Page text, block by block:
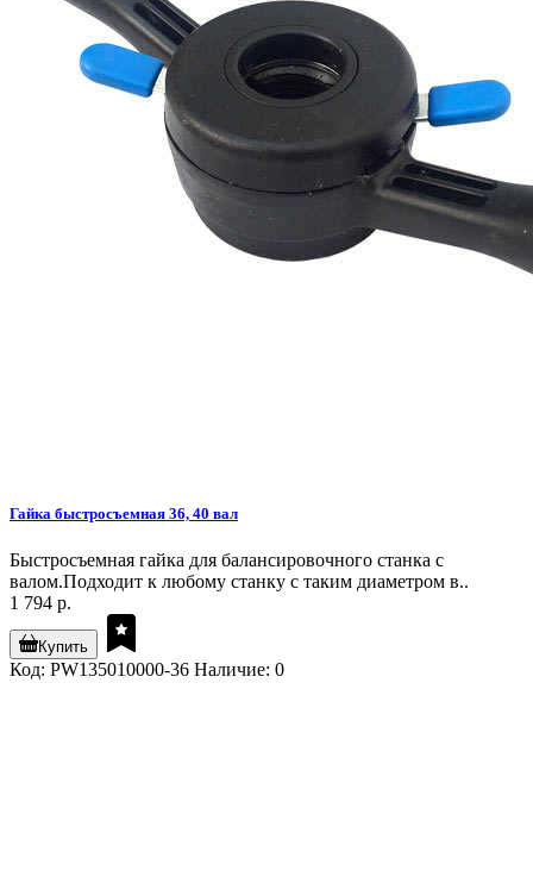
Гайка быстросъемная 36, 40 вал
Быстросъемная гайка для балансировочного станка с
валом.Подходит к любому станку с таким диаметром в..
1 794 р.
Купить
Код: PW135010000-36 Наличие: 0